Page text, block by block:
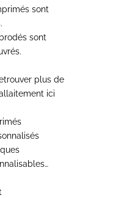
sont
sont
plus de
ici